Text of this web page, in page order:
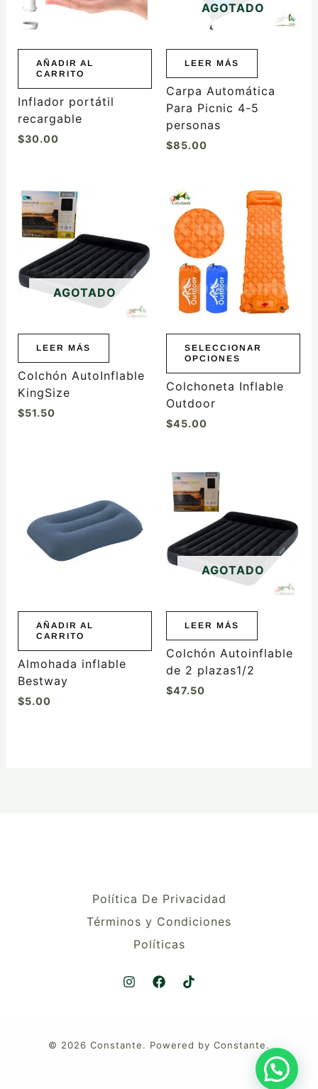
AÑADIR AL
CARRITO
Inflador portátil
recargable
$30.00
AGOTADO
LEER MÁS
Carpa Automática
Para Picnic 4-5
personas
$85.00
AGOTADO
LEER MÁS
Colchón AutoInflable
KingSize
$51.50
SELECCIONAR
OPCIONES
Este
producto
tiene
múltiples
variantes.
Las
opciones
se
elegir
la
página
producto
Colchoneta Inflable
Outdoor
$45.00
AÑADIR AL
CARRITO
Almohada inflable
Bestway
$5.00
AGOTADO
LEER MÁS
Colchón Autoinflable
de 2 plazas1/2
$47.50
Política De Privacidad
Términos y Condiciones
Políticas
© 2026 Constante. Powered by Constante.